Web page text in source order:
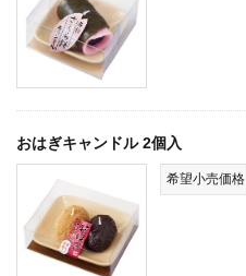
おはぎキャンドル 2個入
希望小売価格